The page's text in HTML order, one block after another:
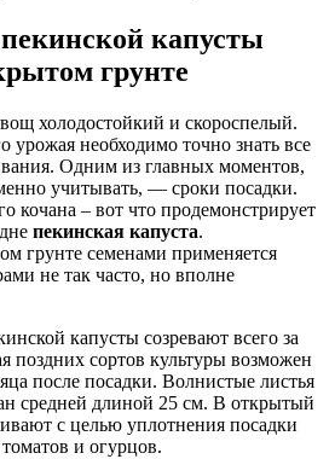
капусты
грунте
холодостойкий и скороспелый.
урожая необходимо точно знать все
Одним из главных моментов,
учитывать, — сроки посадки.
кочана – вот что продемонстрирует
пекинская капуста.
грунте семенами применяется
не так часто, но вполне
капусты созревают всего за
поздних сортов культуры возможен
после посадки. Волнистые листья
средней длиной 25 см. В открытый
с целью уплотнения посадки
и огурцов.